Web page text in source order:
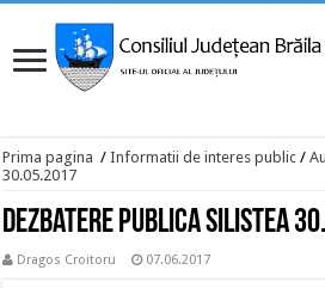
Prima pagina / Informatii de interes public /
30.05.2017
Dezbatere publica Silistea
Dragos Croitoru 07.06.2017